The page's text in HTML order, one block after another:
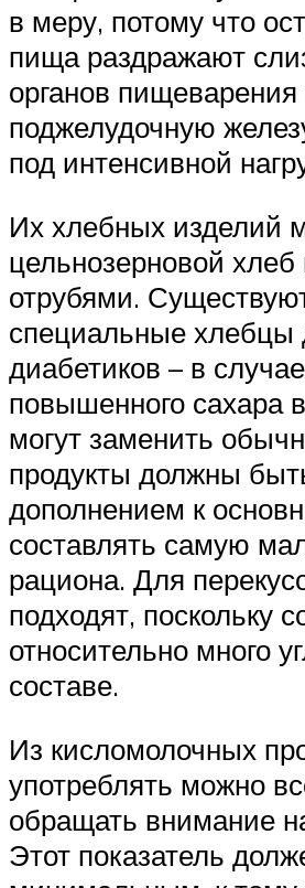
в меру, потому что
пища раздражают
органов пищеварения
поджелудочную
под интенсивной
Их хлебных изделий
цельнозерновой хлеб
отрубями.
специальные хлебцы
диабетиков – в случае
повышенного сахара
могут заменить
продукты должны
дополнением к
составлять самую
рациона. Для
подходят, поскольку
относительно много
составе.
Из кисломолочных
употреблять можно
обращать внимание
Этот показатель